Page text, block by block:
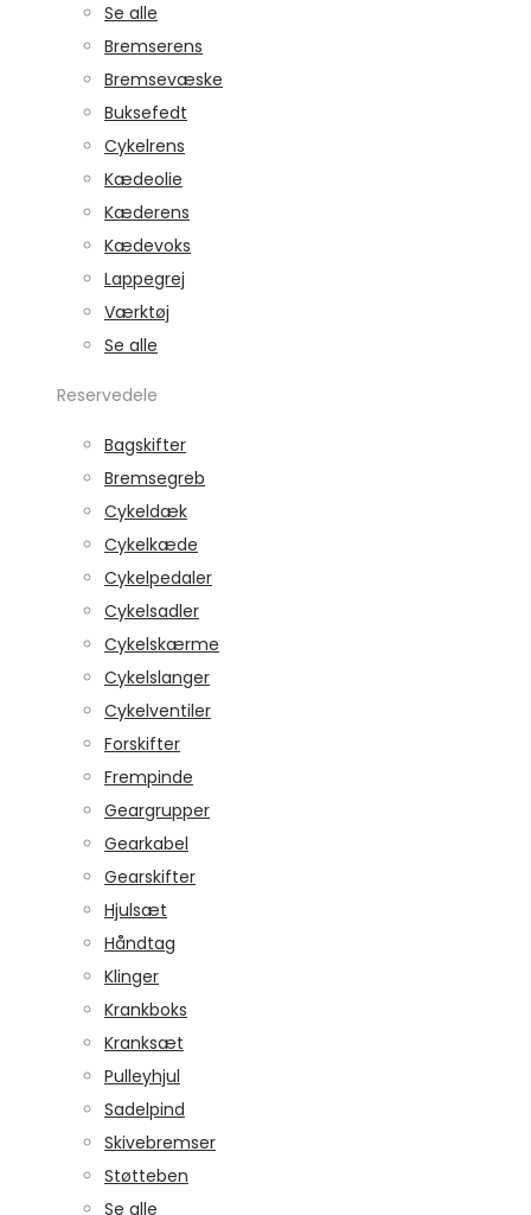
Se alle
Bremserens
Bremsevæske
Buksefedt
Cykelrens
Kædeolie
Kæderens
Kædevoks
Lappegrej
Værktøj
Se alle
Reservedele
Bagskifter
Bremsegreb
Cykeldæk
Cykelkæde
Cykelpedaler
Cykelsadler
Cykelskærme
Cykelslanger
Cykelventiler
Forskifter
Frempinde
Geargrupper
Gearkabel
Gearskifter
Hjulsæt
Håndtag
Klinger
Krankboks
Kranksæt
Pulleyhjul
Sadelpind
Skivebremser
Støtteben
Se alle